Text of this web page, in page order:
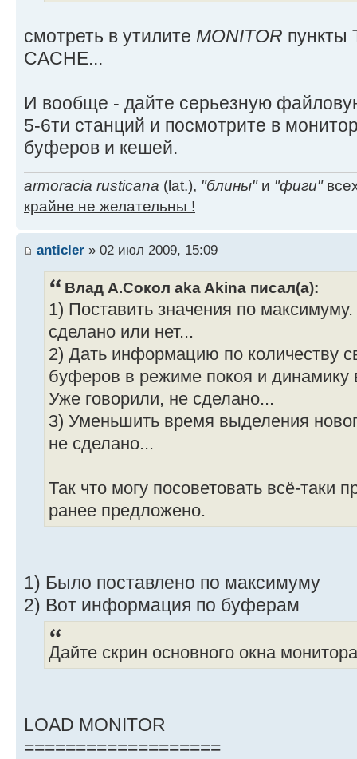
смотреть в утилите MONITOR пункты
CACHE...
И вообще - дайте серьезную
5-6ти станций и посмотрите в
буферов и кешей.
armoracia rusticana (lat.), "блины"и "фиги"
крайне не желательны !
anticler » 02 июл 2009, 15:09
Влад А.Сокол aka Akina писал(а):
1) Поставить значения по
сделано или нет...
2) Дать информацию по количеству
буферов в режиме покоя и динамику
Уже говорили, не сделано...
3) Уменьшить время выделения
не сделано...
Так что могу посоветовать всё-таки
ранее предложено.
1) Было поставлено по максимуму
2) Вот информация по буферам
Дайте скрин основного окна монитора
LOAD MONITOR
===================